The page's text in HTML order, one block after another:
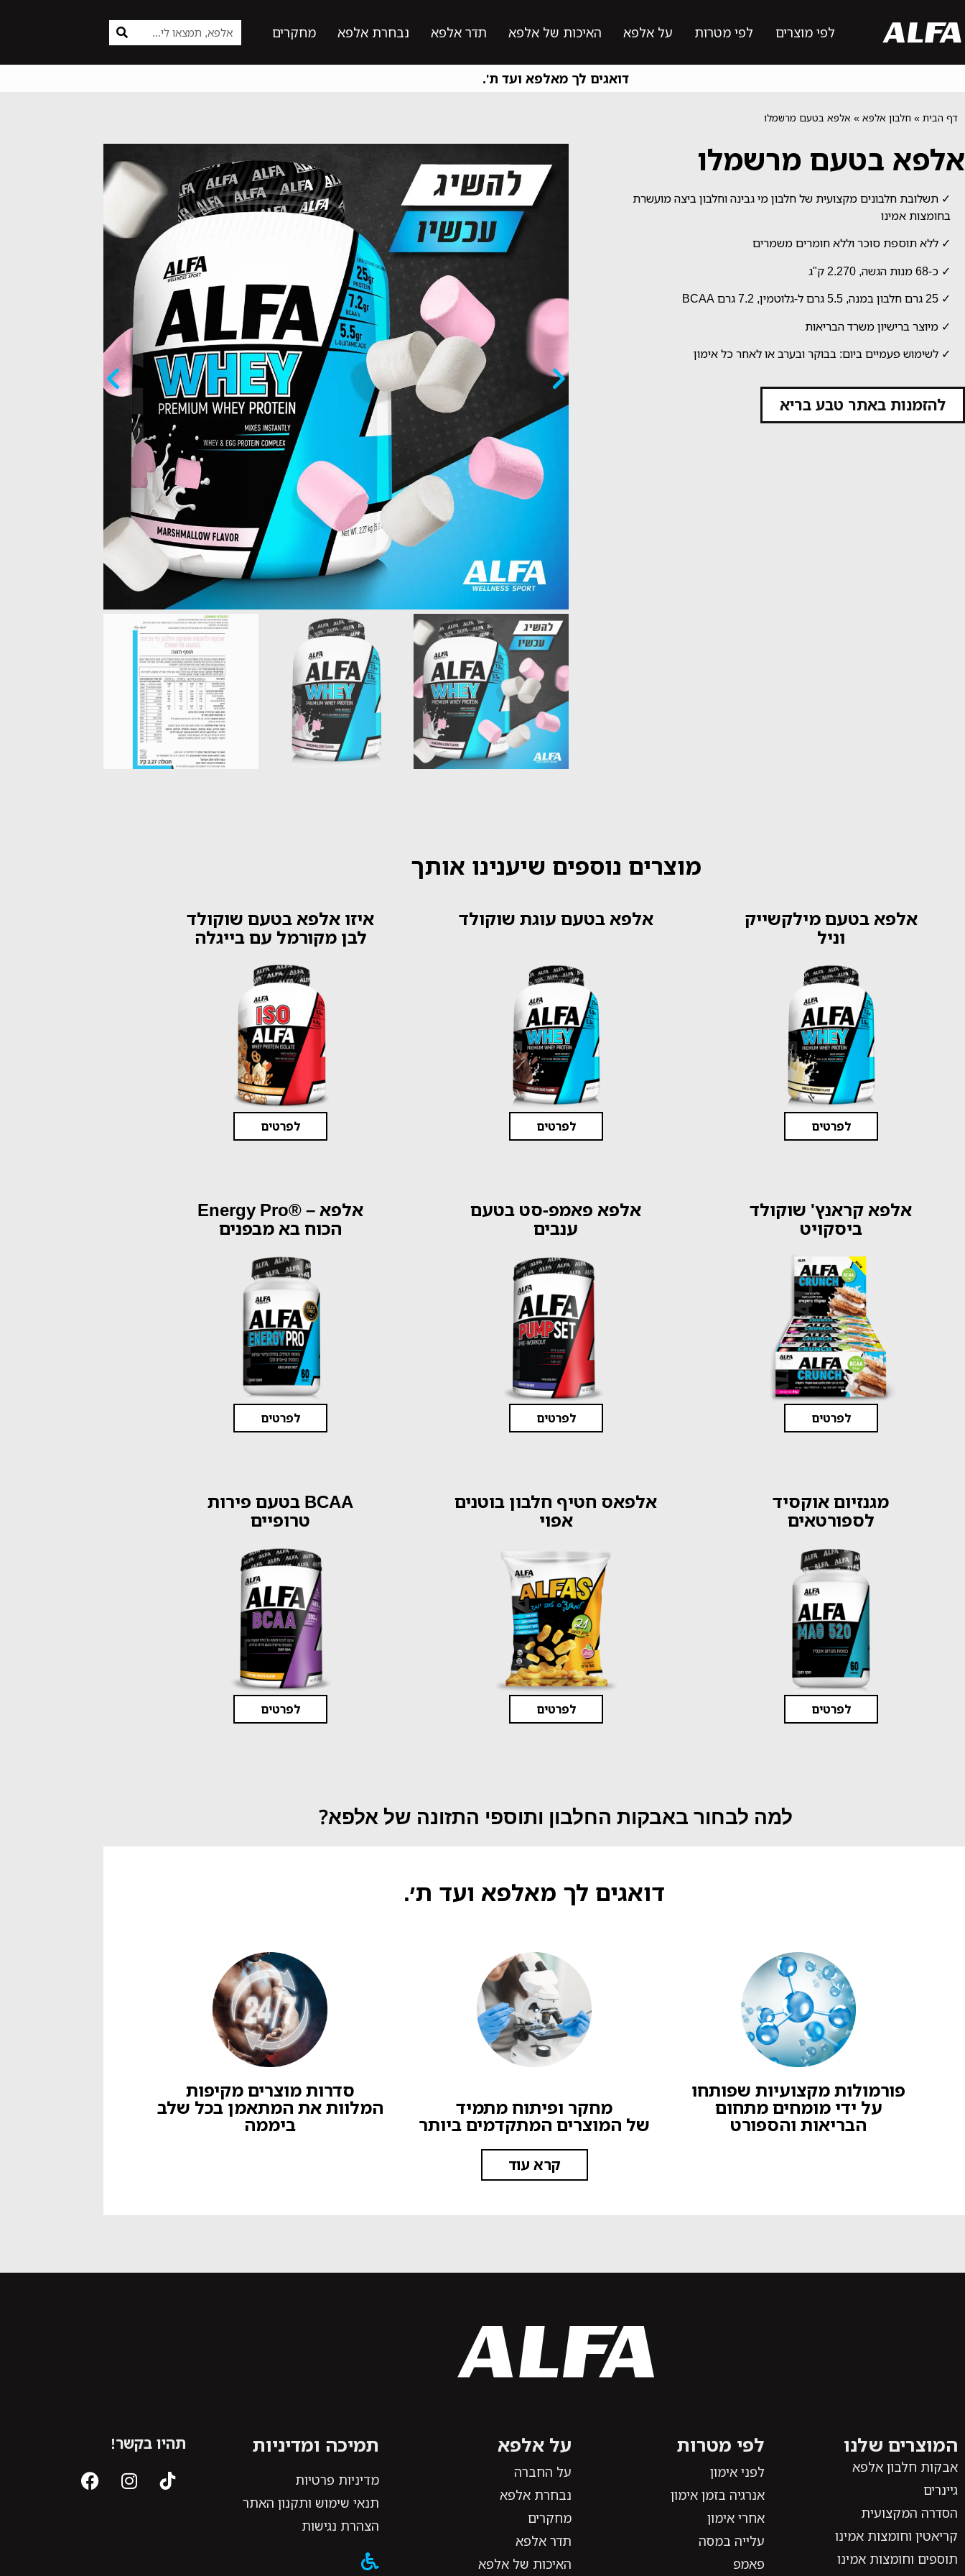
לפי מוצרים לפי מטרות על אלפא האיכות של אלפא תדר אלפא נבחרת אלפא מחקרים
דואגים לך מאלפא ועד ת'.
דף הבית » חלבון אלפא » אלפא בטעם מרשמלו
אלפא בטעם מרשמלו
✓ תשלובת חלבונים מקצועית של חלבון מי גבינה וחלבון ביצה מועשרת
בחומצות אמינו
✓ ללא תוספת סוכר וללא חומרים משמרים
✓ כ-68 מנות הגשה, 2.270 ק"ג
✓ 25 גרם חלבון במנה, 5.5 גרם ל-גלוטמין, 7.2 גרם BCAA
✓ מיוצר ברישיון משרד הבריאות
✓ לשימוש פעמיים ביום: בבוקר ובערב או לאחר כל אימון
להזמנות באתר טבע בריא
מוצרים נוספים שיענינו אותך
אלפא בטעם מילקשייק
וניל
לפרטים
אלפא בטעם עוגת שוקולד
לפרטים
איזו אלפא בטעם שוקולד
לבן מקורמל עם בייגלה
לפרטים
אלפא קראנץ' שוקולד
ביסקויט
לפרטים
אלפא פאמפ-סט בטעם
ענבים
לפרטים
אלפא – ®Energy Pro
הכוח בא מבפנים
לפרטים
מגנזיום אוקסיד
לספורטאים
לפרטים
אלפאס חטיף חלבון בוטנים
אפוי
לפרטים
BCAA בטעם פירות
טרופיים
לפרטים
למה לבחור באבקות החלבון ותוספי התזונה של אלפא?
דואגים לך מאלפא ועד ת׳.
פורמולות מקצועיות שפותחו
על ידי מומחים מתחום
הבריאות והספורט
מחקר ופיתוח מתמיד
של המוצרים המתקדמים ביותר
סדרות מוצרים מקיפות
המלוות את המתאמן בכל שלב
ביממה
קרא עוד
המוצרים שלנו
אבקות חלבון אלפא
גיינרים
הסדרה המקצועית
קריאטין וחומצות אמינו
תוספים וחומצות אמינו
לפי מטרות
לפני אימון
אנרגיה בזמן אימון
אחרי אימון
עלייה במסה
פאמפ
על אלפא
על החברה
נבחרת אלפא
מחקרים
תדר אלפא
האיכות של אלפא
תמיכה ומדיניות
מדיניות פרטיות
תנאי שימוש ותקנון האתר
הצהרת נגישות
תהיו בקשר!